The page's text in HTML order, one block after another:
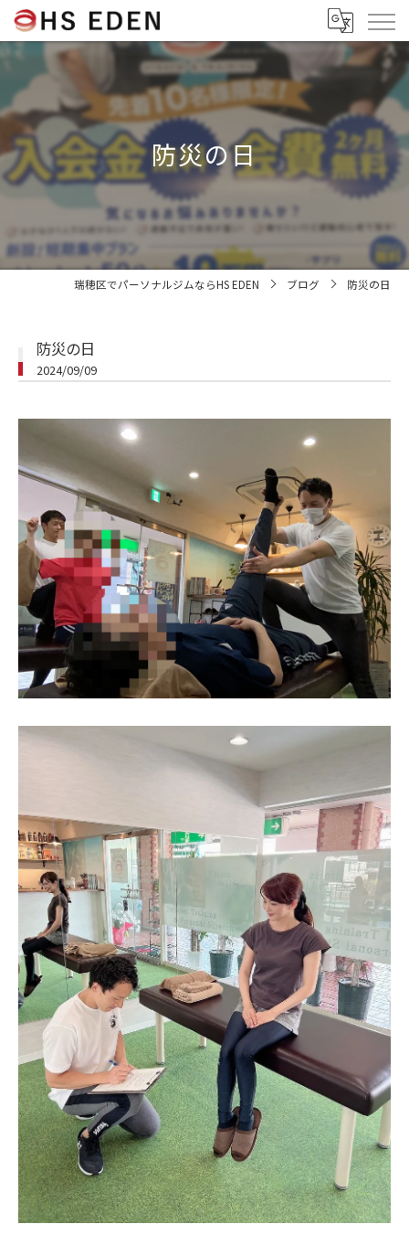
防災の日
瑞穂区でパーソナルジムならHS EDEN ブログ 防災の日
防災の日
2024/09/09